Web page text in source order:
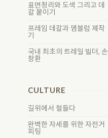
표면정리와 도색 그리고 데
칼 붙이기
프레임 데칼과 엠블럼 제작
기
국내 최초의 트레일 빌더, 손
창환
CULTURE
길위에서 철들다
완벽한 자세를 위한 자전거
피팅